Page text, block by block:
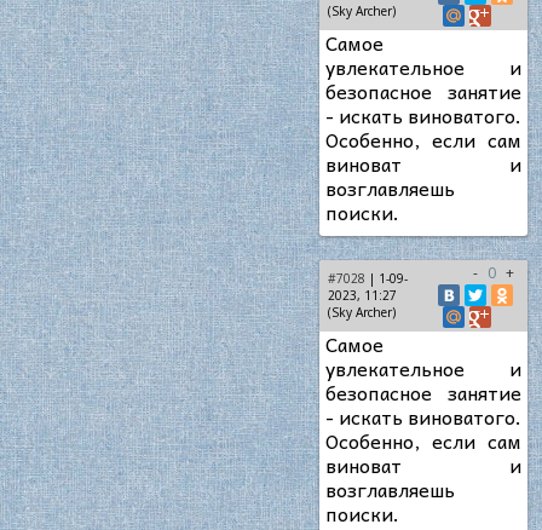
(Sky Archer)
Самое
увлекательное и
безопасное занятие
- искать виноватого.
Особенно, если сам
виноват и
возглавляешь
поиски.
#7028 | 1-09-
2023, 11:27
(Sky Archer)
- 0 +
Самое
увлекательное и
безопасное занятие
- искать виноватого.
Особенно, если сам
виноват и
возглавляешь
поиски.